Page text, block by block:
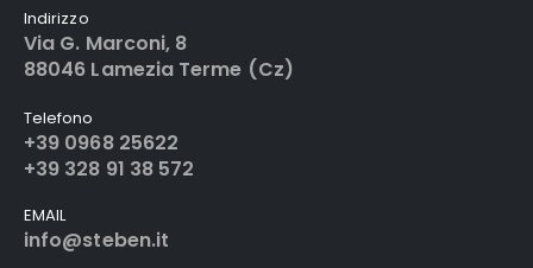
Indirizzo
Via G. Marconi, 8
88046 Lamezia Terme (Cz)
Telefono
+39 0968 25622
+39 328 91 38 572
EMAIL
info@steben.it